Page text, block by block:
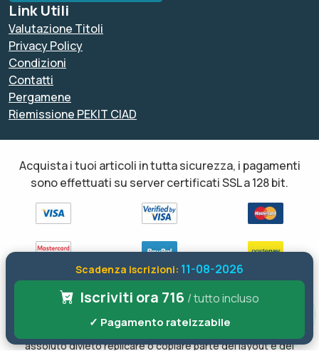
Scadenza iscrizioni: 11-08-2026
Iscriviti ora 716 / tutto incluso
✓ Pagamento rateizzabile
Link Utili
Valutazione Titoli
Privacy Policy
Condizioni
Contatti
Pergamene
Riemissione PEKIT CIAD
Acquista i tuoi articoli in tutta sicurezza, i pagamenti
sono effettuati su server certificati SSL a 128 bit.
Tutti i diritti sono riservati ed è vietata anche la riproduzione
email sono di proprietà di soloformazione.it pertanto è fatto
assoluto divieto replicare o copiare parte del layout e dei